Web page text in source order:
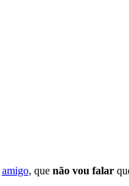
amigo, que não vou falar